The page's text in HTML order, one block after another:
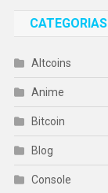
CATEGORIAS
Altcoins
Anime
Bitcoin
Blog
Console